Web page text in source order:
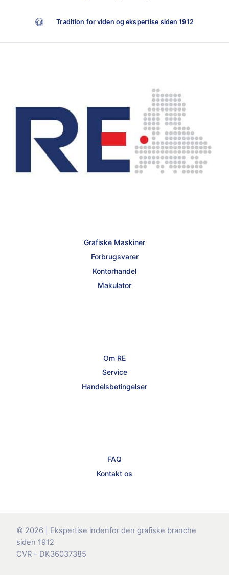
Tradition for viden og ekspertise siden 1912
Grafiske Maskiner
Forbrugsvarer
Kontorhandel
Makulator
Om RE
Service
Handelsbetingelser
FAQ
Kontakt os
© 2026 | Ekspertise indenfor den grafiske branche
siden 1912
CVR - DK36037385